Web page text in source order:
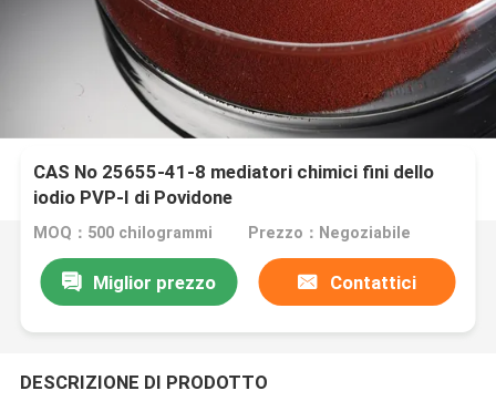
CAS No 25655-41-8 mediatori chimici fini dello
iodio PVP-I di Povidone
MOQ：500 chilogrammi Prezzo：Negoziabile
Miglior prezzo Contattici
DESCRIZIONE DI PRODOTTO